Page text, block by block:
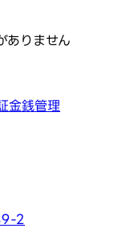
ありません
金銭管理
2